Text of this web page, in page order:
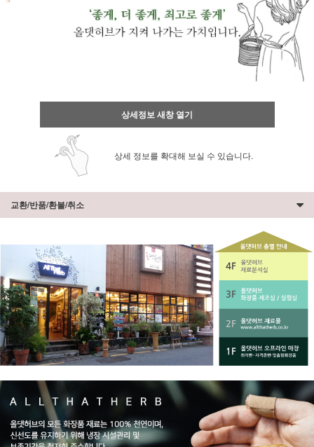
상세정보 새창 열기
상세 정보를 확대해 보실 수 있습니다.
교환/반품/환불/취소